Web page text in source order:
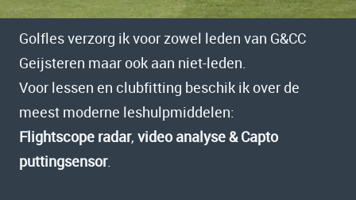
Golfles verzorg ik voor zowel leden van G&CC
Geijsteren maar ook aan niet-leden.
Voor lessen en clubfitting beschik ik over de
meest moderne leshulpmiddelen:
Flightscope radar, video analyse & Capto
puttingsensor.